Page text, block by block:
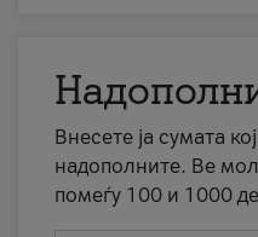
Внесете ја сумата
надополните. Ве
помеѓу 100 и 1000